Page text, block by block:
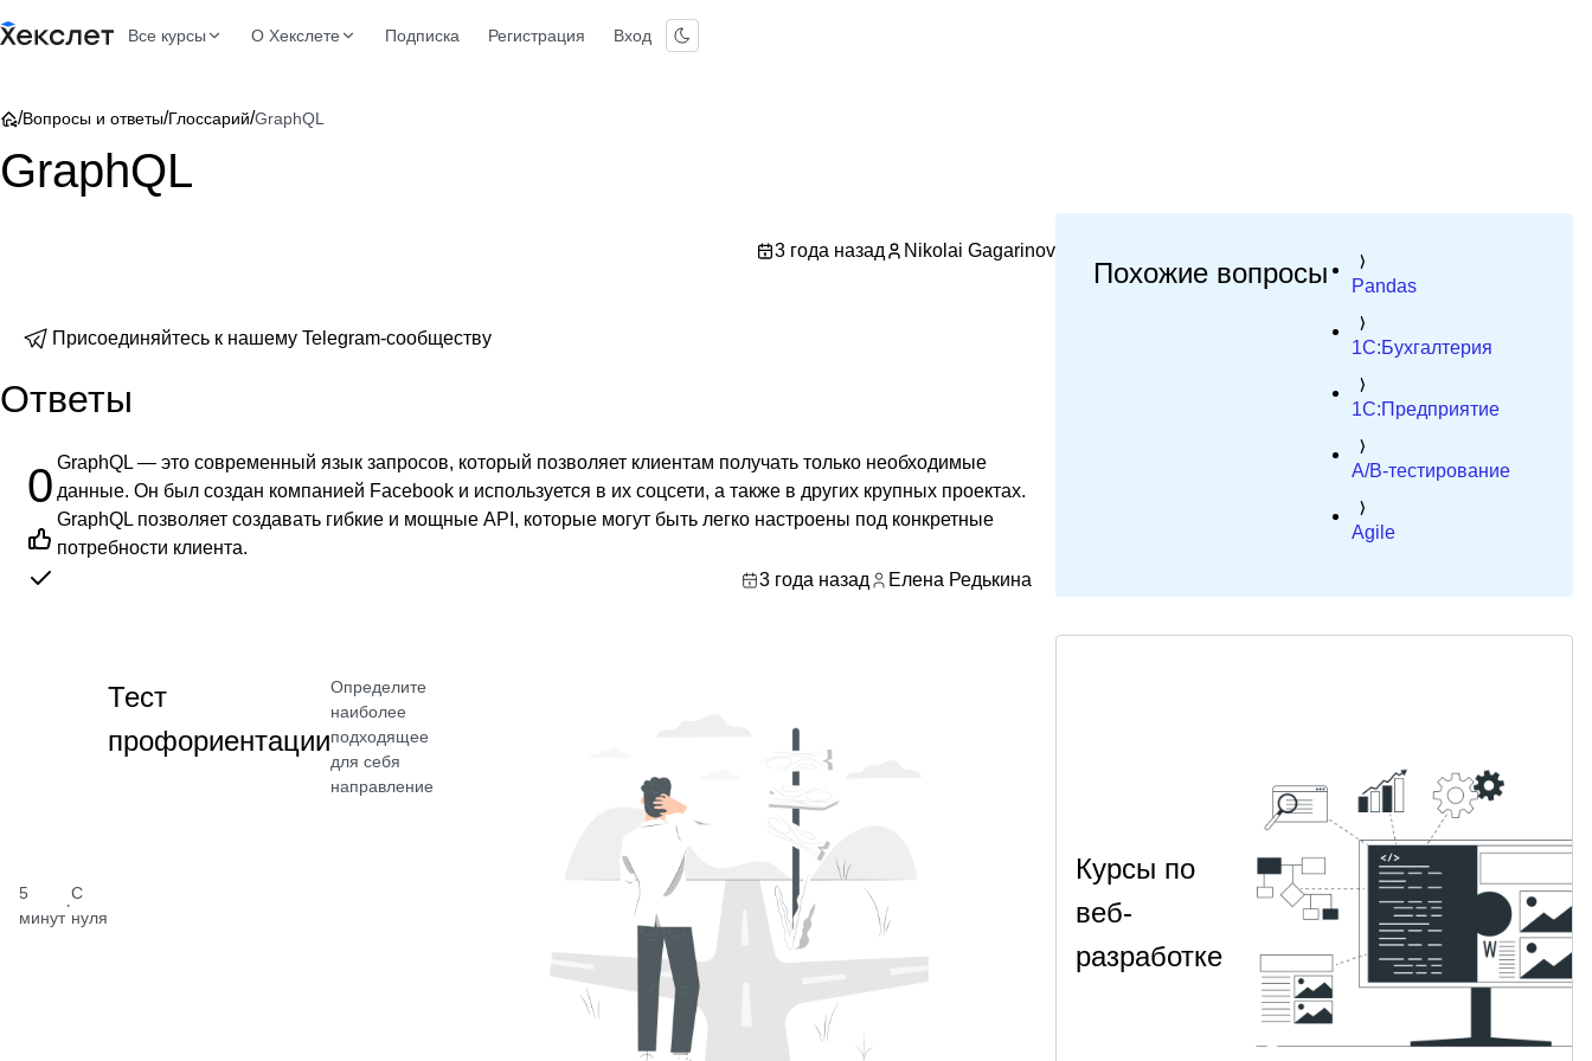
Все курсы О Хекслете Подписка Регистрация Вход
/Вопросы и ответы/Глоссарий/GraphQL
GraphQL
3 года назад Nikolai Gagarinov
Присоединяйтесь к нашему Telegram-сообществу
Ответы
0 GraphQL — это современный язык запросов, который позволяет клиентам получать только необходимые
данные. Он был создан компанией Facebook и используется в их соцсети, а также в других крупных проектах.
GraphQL позволяет создавать гибкие и мощные API, которые могут быть легко настроены под конкретные
потребности клиента.
3 года назад
Елена Редькина
5
минут
·
С
нуля
Тест
профориентации
Определите
наиболее
подходящее
для себя
направление
Похожие вопросы Pandas
1C:Бухгалтерия
1C:Предприятие
A/B-тестирование
Agile
Курсы по
веб-
разработке